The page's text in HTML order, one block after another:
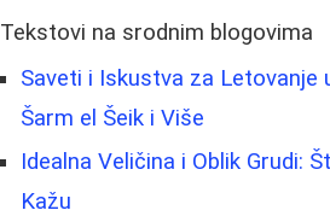
Tekstovi na srodnim blogovima
Saveti i Iskustva za Letovanje
Šarm el Šeik i Više
Idealna Veličina i Oblik Grudi:
Kažu